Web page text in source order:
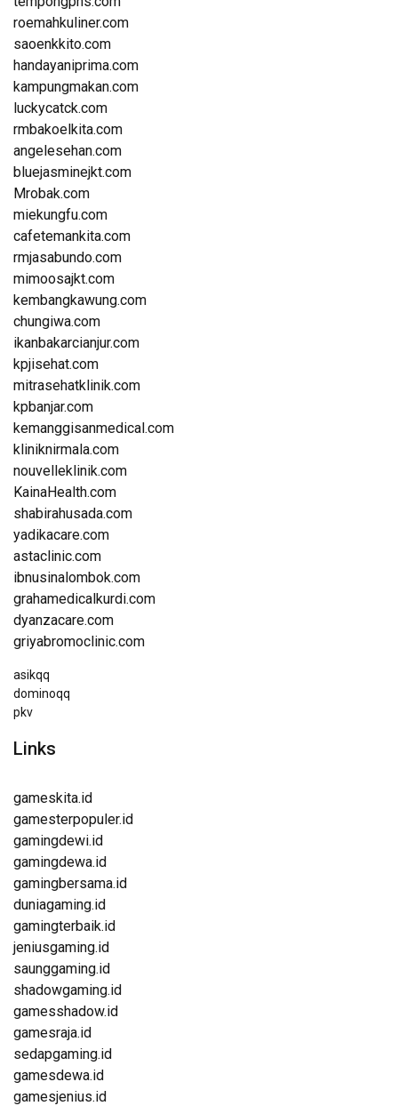
roemahkuliner.com
saoenkkito.com
handayaniprima.com
kampungmakan.com
luckycatck.com
rmbakoelkita.com
angelesehan.com
bluejasminejkt.com
Mrobak.com
miekungfu.com
cafetemankita.com
rmjasabundo.com
mimoosajkt.com
kembangkawung.com
chungiwa.com
ikanbakarcianjur.com
kpjisehat.com
mitrasehatklinik.com
kpbanjar.com
kemanggisanmedical.com
kliniknirmala.com
nouvelleklinik.com
KainaHealth.com
shabirahusada.com
yadikacare.com
astaclinic.com
ibnusinalombok.com
grahamedicalkurdi.com
dyanzacare.com
griyabromoclinic.com
asikqq
dominoqq
pkv
Links
gameskita.id
gamesterpopuler.id
gamingdewi.id
gamingdewa.id
gamingbersama.id
duniagaming.id
gamingterbaik.id
jeniusgaming.id
saunggaming.id
shadowgaming.id
gamesshadow.id
gamesraja.id
sedapgaming.id
gamesdewa.id
gamesjenius.id